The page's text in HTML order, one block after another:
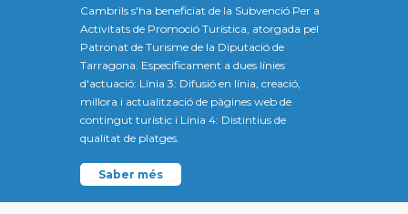
Cambrils s'ha beneficiat de la Subvenció Per a
Activitats de Promoció Turística, atorgada pel
Patronat de Turisme de la Diputació de
Tarragona. Específicament a dues línies
d'actuació: Línia 3: Difusió en línia, creació,
millora i actualització de pàgines web de
contingut turístic i Línia 4: Distintius de
qualitat de platges.
Saber més